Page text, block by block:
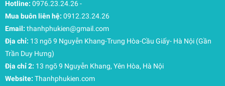
Hotline: 0976.23.24.26-
Mua buôn liên hệ: 0912.23.24.26
Email: thanhphukien@gmail.com
Địa chỉ: 13 ngõ 9 Nguyễn Khang-Trung Hòa-Cầu Giấy- Hà Nội (Gần
Trần Duy Hưng)
Địa chỉ 2: 13 ngõ 9 Nguyễn Khang, Yên Hòa, Hà Nội
Website: Thanhphukien.com